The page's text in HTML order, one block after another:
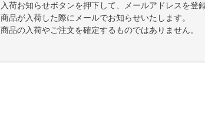
入荷お知らせボタンを押下して、メールアドレスを登
商品が入荷した際にメールでお知らせいたします。
商品の入荷やご注文を確定するものではありません。